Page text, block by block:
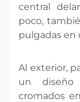
central
poco,
pulgadas en
Al exterior,
un diseño
cromados